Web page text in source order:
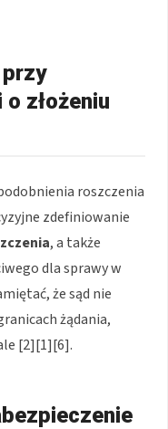
złożeniu
roszczenia
zdefiniowanie
, a także
dla sprawy w
że sąd nie
żądania,
[2][1][6].